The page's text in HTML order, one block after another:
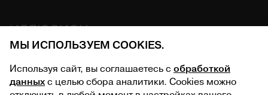
ИЛЛЮЗИОН
МЫ ИСПОЛЬЗУЕМ COOKIES.
Используя сайт, вы соглашаетесь с обработкой
данныхс целью сбора аналитики. Cookies можно